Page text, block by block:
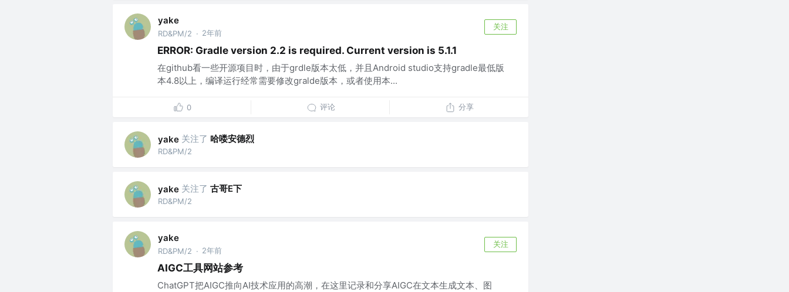
yake
RD&PM/2 · 2年前
关注
ERROR: Gradle version 2.2 is required. Current version is 5.1.1
在github看一些开源项目时，由于grdle版本太低，并且Android studio支持gradle最低版
本4.8以上，编译运行经常需要修改gralde版本，或者使用本...
0 评论 分享
yake 关注了 哈喽安德烈
RD&PM/2
yake 关注了 古哥E下
RD&PM/2
yake
RD&PM/2 · 2年前
关注
AIGC工具网站参考
ChatGPT把AIGC推向AI技术应用的高潮，在这里记录和分享AIGC在文本生成文本、图